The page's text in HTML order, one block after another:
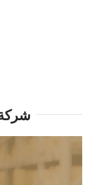
شركة